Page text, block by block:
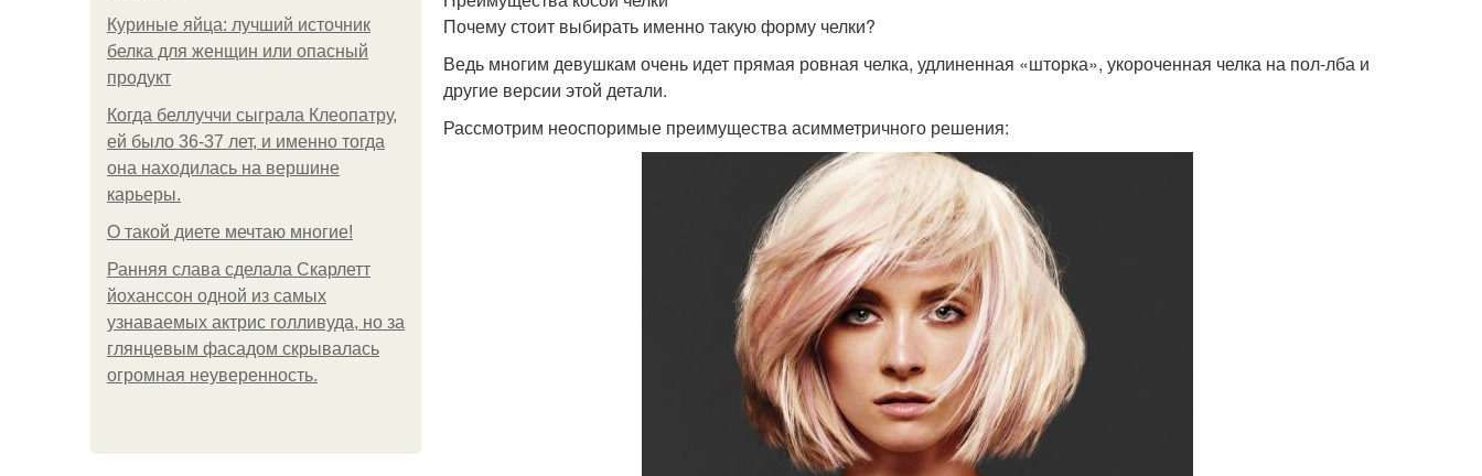
Куриные яйца: лучший источник
белка для женщин или опасный
продукт
Когда беллуччи сыграла Клеопатру,
ей было 36-37 лет, и именно тогда
она находилась на вершине
карьеры.
О такой диете мечтаю многие!
Ранняя слава сделала Скарлетт
йоханссон одной из самых
узнаваемых актрис голливуда, но за
глянцевым фасадом скрывалась
огромная неуверенность.
Почему стоит выбирать именно такую форму челки?
Ведь многим девушкам очень идет прямая ровная челка, удлиненная «шторка», укороченная челка на пол-лба и
другие версии этой детали.
Рассмотрим неоспоримые преимущества асимметричного решения: